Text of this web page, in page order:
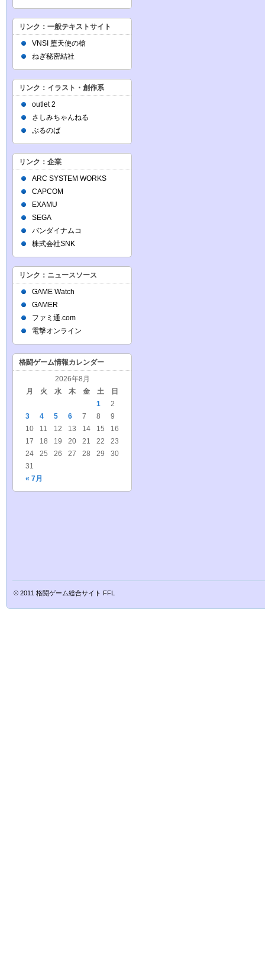
リンク：一般テキストサイト
VNSI 堕天使の槍
ねぎ秘密結社
リンク：イラスト・創作系
outlet 2
さしみちゃんねる
ぶるのば
リンク：企業
ARC SYSTEM WORKS
CAPCOM
EXAMU
SEGA
バンダイナムコ
株式会社SNK
リンク：ニュースソース
GAME Watch
GAMER
ファミ通.com
電撃オンライン
格闘ゲーム情報カレンダー
2026年8月
月
火 水 木 金 土 日
« 7月
1
2
3
4 5 6 7 8
9
10
11 12 13 14 15
16
17
18 19 20 21 22
23
24
25 26 27 28 29
30
31
© 2011 格闘ゲーム総合サイト FFL